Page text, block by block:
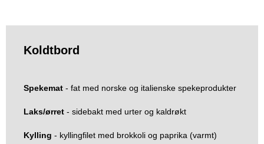
Koldtbord
Spekemat - fat med norske og italienske spekeprodukter
Laks/ørret - sidebakt med urter og kaldrøkt
Kylling - kyllingfilet med brokkoli og paprika (varmt)